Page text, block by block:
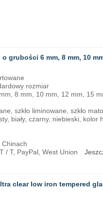
o grubości 6 mm, 8 mm, 10
rozmiar
8 mm, 10 mm, 12 mm, 15
szkło liminowane, szkło
biały, czarny, niebieski,
Chinach
/ T, PayPal, West Union
clear low iron tempered